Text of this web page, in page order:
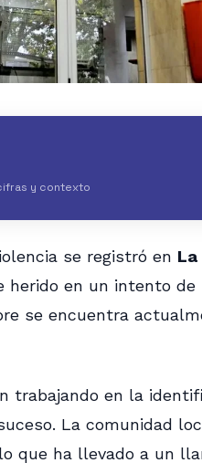
y contexto
se registró en
en un intento de
se encuentra
trabajando en la
La comunidad
que ha llevado a un